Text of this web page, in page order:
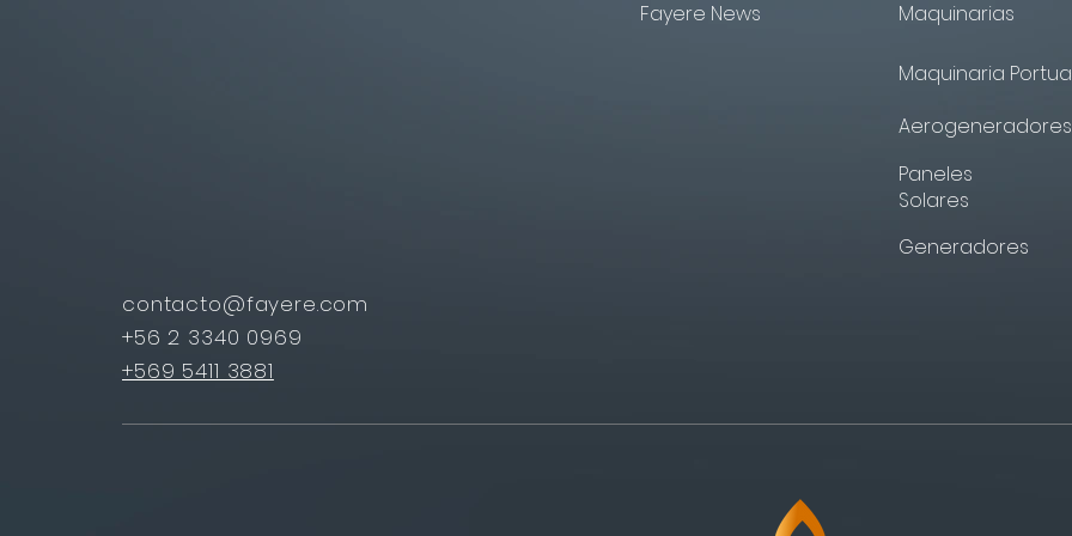
Fayere News Maquinarias
Maquinaria
Aerogeneradores
Paneles
Solares
Generadores
contacto@fayere.com
+56 2 3340 0969
+569 5411 3881